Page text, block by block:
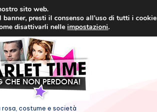
rosa, costume e società
sito web.
presti il consenso all’uso di tutti i cookie
disattivarli nelleimpostazioni.